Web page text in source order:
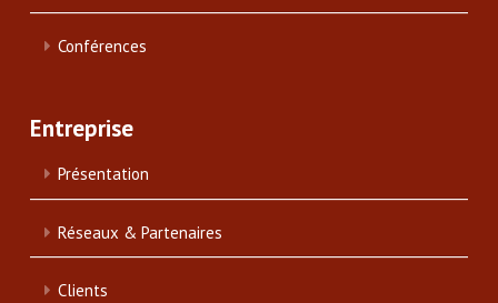
Conférences
Entreprise
Présentation
Réseaux & Partenaires
Clients